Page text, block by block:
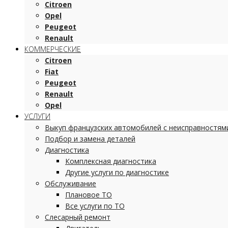
Citroen
Opel
Peugeot
Renault
КОММЕРЧЕСКИЕ
Citroen
Fiat
Peugeot
Renault
Opel
УСЛУГИ
Выкуп французских автомобилей с
Подбор и замена деталей
Диагностика
Комплексная диагностика
Другие услуги по диагностике
Обслуживание
Плановое ТО
Все услуги по ТО
Слесарный ремонт